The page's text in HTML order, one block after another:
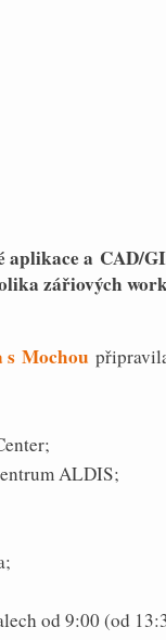
a CAD/
zářiových
s Mochou
ALDIS;
od 9:00 (od